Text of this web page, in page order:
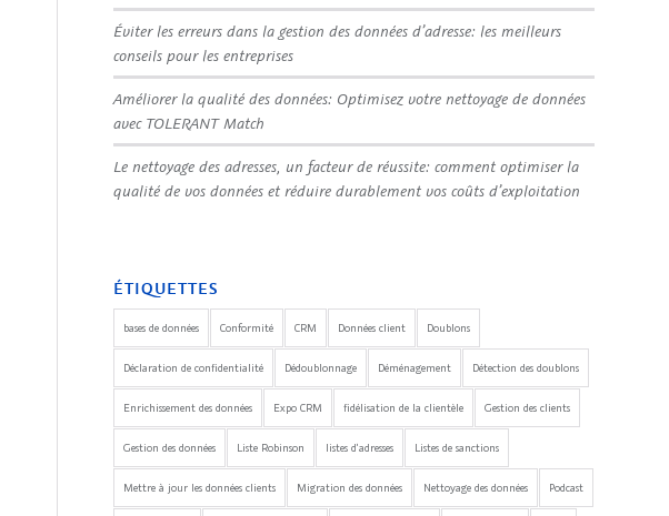
Éviter les erreurs dans la gestion des données d’adresse: les meilleurs
conseils pour les entreprises
Améliorer la qualité des données: Optimisez votre nettoyage de données
avec TOLERANT Match
Le nettoyage des adresses, un facteur de réussite: comment optimiser la
qualité de vos données et réduire durablement vos coûts d’exploitation
ÉTIQUETTES
bases de données Conformité CRM Données client Doublons
Déclaration de confidentialité Dédoublonnage Déménagement Détection des doublons
Enrichissement des données Expo CRM fidélisation de la clientèle Gestion des clients
Gestion des données Liste Robinson listes d'adresses Listes de sanctions
Mettre à jour les données clients Migration des données Nettoyage des données Podcast